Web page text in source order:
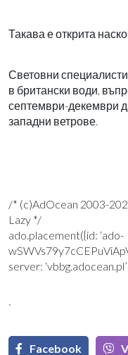
Такава е открита
Световни
в британски води,
септември-декември
западни ветрове.
/* (c)AdOcean 2003-
Lazy */
ado.placement({id: ‘ado-
server:
`
Facebook